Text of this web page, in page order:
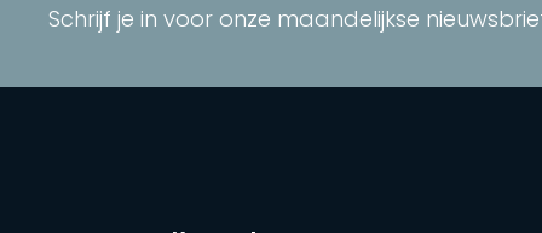
Schrijf je in voor onze maandelijkse